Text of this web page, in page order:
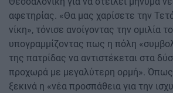
αφετηρίας. «Θα μας χαρίσετε την
νίκη», τόνισε ανοίγοντας την ομιλία
υπογραμμίζοντας πως η πόλη
της πατρίδας να αντιστέκεται στα
προχωρά με μεγαλύτερη ορμή». Όπως
ξεκινά η «νέα προσπάθεια για την